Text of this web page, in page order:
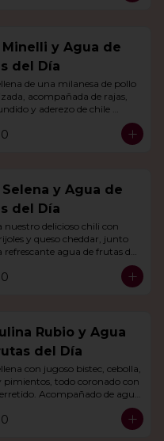
Minelli y Agua de
del Día
de una milanesa de pollo
acompañada de rajas,
y aderezo de chile
Selena y Agua de
del Día
nuestro delicioso chili con
y queso cheddar, junto
refrescante agua de frutas del
Rubio y Agua
del Día
con jugoso bistec, cebolla,
pimientos, todo coronado con
Acompañado de agua